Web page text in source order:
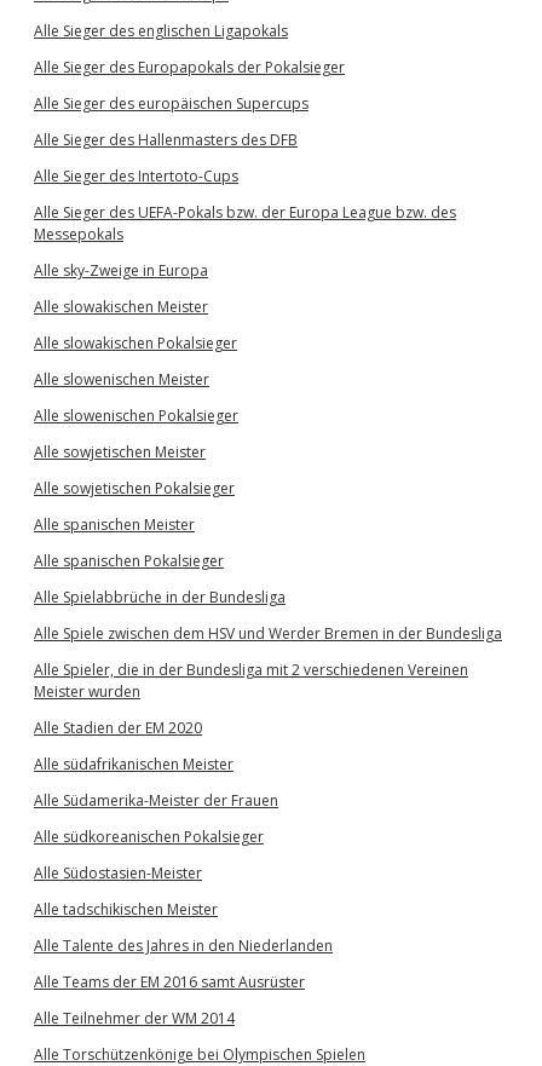
Alle Sieger des englischen Ligapokals
Alle Sieger des Europapokals der Pokalsieger
Alle Sieger des europäischen Supercups
Alle Sieger des Hallenmasters des DFB
Alle Sieger des Intertoto-Cups
Alle Sieger des UEFA-Pokals bzw. der Europa League bzw. des
Messepokals
Alle sky-Zweige in Europa
Alle slowakischen Meister
Alle slowakischen Pokalsieger
Alle slowenischen Meister
Alle slowenischen Pokalsieger
Alle sowjetischen Meister
Alle sowjetischen Pokalsieger
Alle spanischen Meister
Alle spanischen Pokalsieger
Alle Spielabbrüche in der Bundesliga
Alle Spiele zwischen dem HSV und Werder Bremen in der Bundesliga
Alle Spieler, die in der Bundesliga mit 2 verschiedenen Vereinen
Meister wurden
Alle Stadien der EM 2020
Alle südafrikanischen Meister
Alle Südamerika-Meister der Frauen
Alle südkoreanischen Pokalsieger
Alle Südostasien-Meister
Alle tadschikischen Meister
Alle Talente des Jahres in den Niederlanden
Alle Teams der EM 2016 samt Ausrüster
Alle Teilnehmer der WM 2014
Alle Torschützenkönige bei Olympischen Spielen